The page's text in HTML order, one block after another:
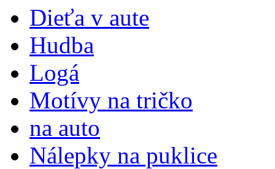
Dieťa v aute
Hudba
Logá
Motívy na tričko
na auto
Nálepky na puklice